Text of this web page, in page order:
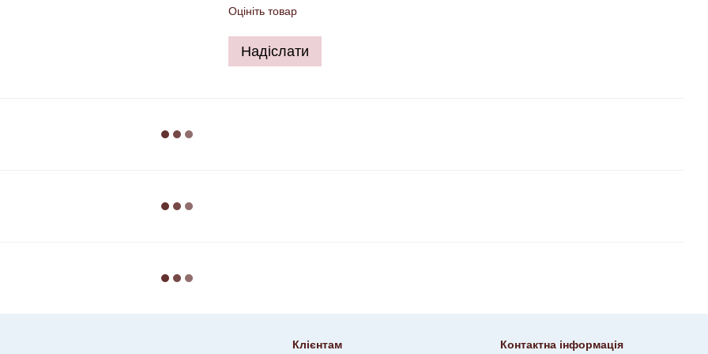
Оцініть товар
Надіслати
Клієнтам Контактна інформація